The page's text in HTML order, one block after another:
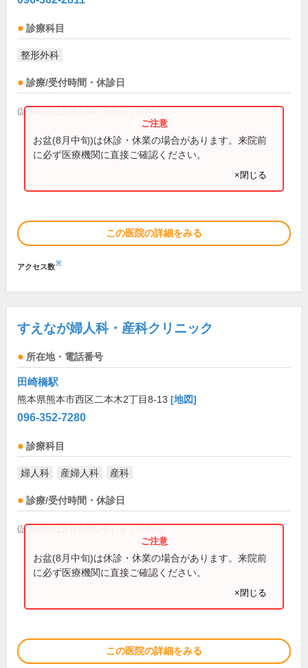
診療科目
整形外科
診療/受付時間・休診日
(診療時間は直接お問い合わせください)
お盆(8月中旬)は休診・休業の場合があります。来院前
に必ず医療機関に直接ご確認ください。
×閉じる
この医院の詳細をみる
アクセス数※
すえなが婦人科・産科クリニック
所在地・電話番号
田崎橋駅
熊本県熊本市西区二本木2丁目8-13 [地図]
096-352-7280
診療科目
婦人科 産婦人科 産科
診療/受付時間・休診日
(診療時間は直接お問い合わせください)
お盆(8月中旬)は休診・休業の場合があります。来院前
に必ず医療機関に直接ご確認ください。
×閉じる
この医院の詳細をみる